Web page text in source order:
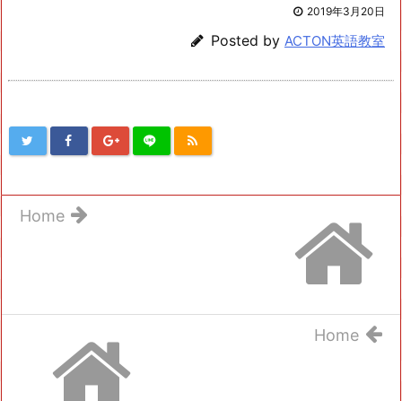
2019年3月20日
Posted by ACTON英語教室
Home
Home